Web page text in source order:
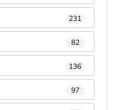
231
82
136
97